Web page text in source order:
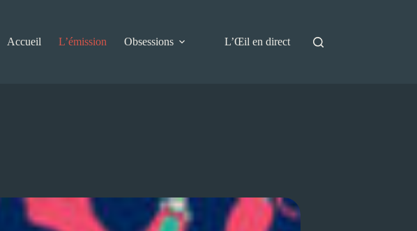
Accueil L’émission Obsessions L’Œil en direct